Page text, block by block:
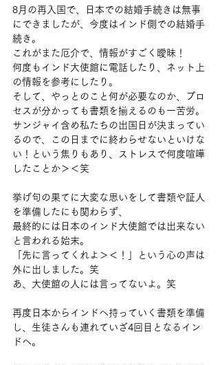
8月の再入国で、日本での結婚手続きは無事
にできましたが、今度はインド側での結婚手
続き。
これがまた厄介で、情報がすごく曖昧！
何度もインド大使館に電話したり、ネット上
の情報を参考にしたり。
そして、やっとのこと何が必要なのか、プロ
セスが分かっても書類を揃えるのも一苦労。
サンジャイ含め私たちの出国日が決まってい
るので、この日までに終わらせないといけな
い！という焦りもあり、ストレスで何度喧嘩
したことか＞＜笑
挙げ句の果てに大変な思いをして書類や証人
を準備したにも関わらず、
最終的には日本のインド大使館では出来ない
と言われる始末。
「先に言ってくれよ＞＜！」という心の声は
外に出しました。笑
あ、大使館の人には言ってないよ。笑
再度日本からインドへ持っていく書類を準備
し、生徒さんも連れていざ4回目となるイン
ドへ。